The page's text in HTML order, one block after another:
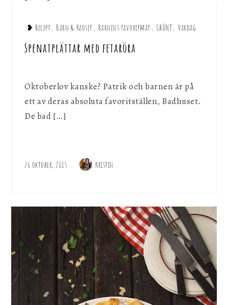
❥ Recept, Barn & Kaoset , Barnens favoritmat , GRÖNT, Vardag
Spenatplättar med fetaröra
Oktoberlov kanske? Patrik och barnen är på
ett av deras absoluta favoritställen, Badhuset.
De bad […]
26 oktober, 2015 Kristin